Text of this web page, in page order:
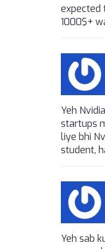
expected
1000$+
Yeh
startups
liye bhi
student,
Yeh sab